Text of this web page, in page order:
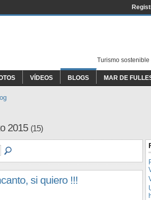
Turismo
VÍDEOS BLOGS MAR DE
2015 (15)
si quiero !!!